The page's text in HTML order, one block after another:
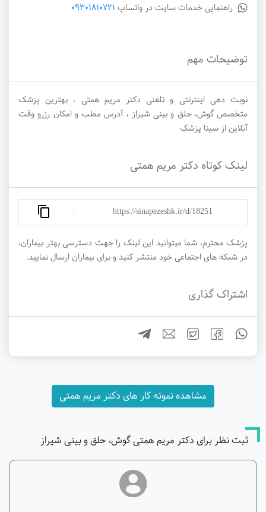
راهنمایی خدمات سایت در واتساپ 09301810721
توضیحات مهم
نوبت دهی اینترنتی و تلفنی دکتر مریم همتی ، بهترین پزشک
متخصص گوش، حلق و بینی شیراز ، آدرس مطب و امکان رزرو وقت
آنلاین از سینا پزشک
لینک کوتاه دکتر مریم همتی
https://sinapezeshk.ir/d/18251
پزشک محترم، شما میتوانید این لینک را جهت دسترسی بهتر بیماران،
در شبکه های اجتماعی خود منتشر کنید و برای بیماران ارسال نمایید.
اشتراک گذاری
مشاهده نمونه کار های دکتر مریم همتی
ثبت نظر برای دکتر مریم همتی گوش، حلق و بینی شیراز